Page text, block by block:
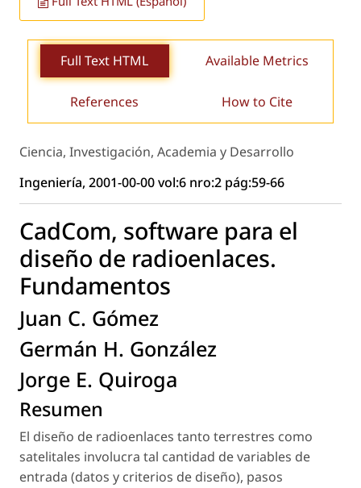
Full Text HTML Available Metrics
References How to Cite
Ciencia, Investigación, Academia y Desarrollo
Ingeniería, 2001-00-00 vol:6 nro:2 pág:59-66
CadCom, software para el
diseño de radioenlaces.
Fundamentos
Juan C. Gómez
Germán H. González
Jorge E. Quiroga
Resumen
El diseño de radioenlaces tanto terrestres como
satelitales involucra tal cantidad de variables de
entrada (datos y criterios de diseño), pasos